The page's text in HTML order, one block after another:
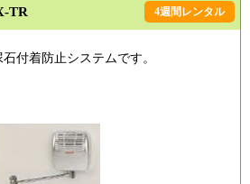
TR 4週間レンタル
付着防止システムです。